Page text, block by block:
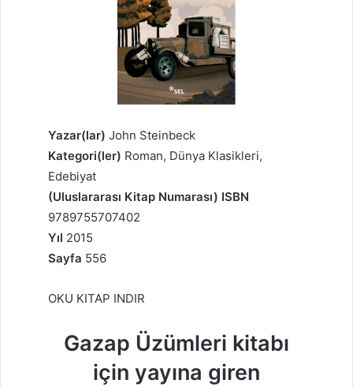
Yazar(lar) John Steinbeck
Kategori(ler) Roman, Dünya Klasikleri,
Edebiyat
(Uluslararası Kitap Numarası) ISBN
9789755707402
Yıl 2015
Sayfa 556
OKU KITAP INDIR
Gazap Üzümleri kitabı
için yayına giren